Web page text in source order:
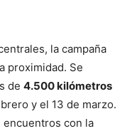
la campaña
proximidad. Se
de 4.500 kilómetros
y el 13 de marzo.
encuentros con la